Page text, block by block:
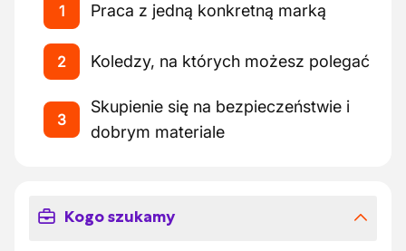
1 Praca z jedną konkretną marką
2 Koledzy, na których możesz polegać
3
Skupienie się na bezpieczeństwie i
dobrym materiale
Kogo szukamy